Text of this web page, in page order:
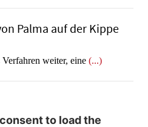
Palma auf der Kippe
weiter, eine (...)
to load the